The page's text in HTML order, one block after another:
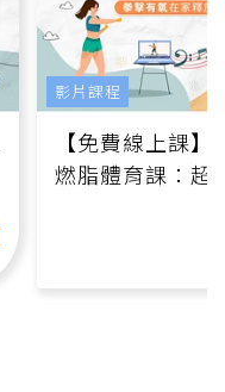
【免費線上課
燃脂體育課：超
影片課程